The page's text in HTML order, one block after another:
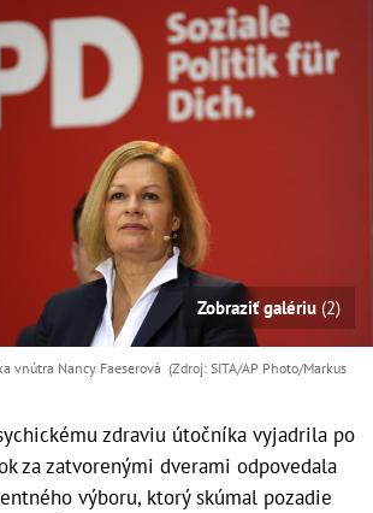
Zobraziť galériu (2)
vnútra Nancy Faeserová (Zdroj: SITA/AP Photo/Markus
zdraviu útočníka vyjadrila po
za zatvorenými dverami odpovedala
výboru, ktorý skúmal pozadie